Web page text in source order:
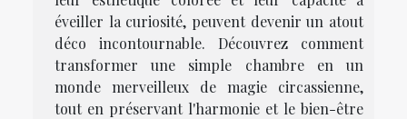
éveiller la curiosité, peuvent devenir un atout
déco incontournable. Découvrez comment
transformer une simple chambre en un
monde merveilleux de magie circassienne,
tout en préservant l'harmonie et le bien-être